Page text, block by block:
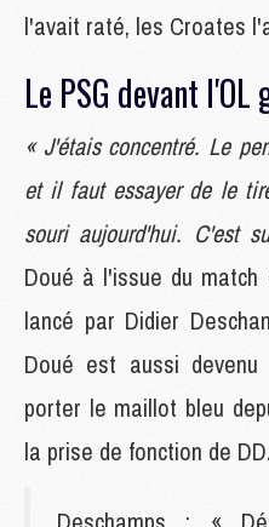
l'avait raté, les Croates
Le PSG devant l'OL
« J'étais concentré. Le
et il faut essayer de le
souri aujourd'hui. C'est
Doué à l'issue du
lancé par Didier
Doué est aussi
porter le maillot bleu
la prise de fonction de DD.